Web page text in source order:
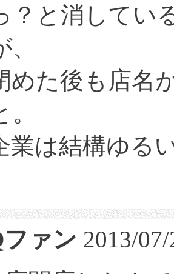
？と消してい
めた後も店名
業は結構ゆる
ファン 2013/